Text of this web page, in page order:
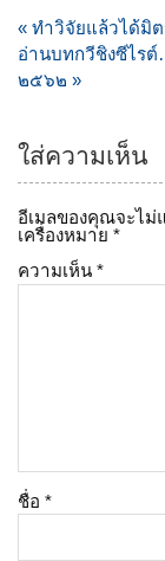
แนะแนว
เรื่อง
« ทำวิจัยแล้วได้มิต
อ่านบทกวีชิงซีไรต์
๒๕๖๒ »
ใส่ความเห็น
อีเมลของคุณจะไม่
เครื่องหมาย*
ความเห็น*
ชื่อ*